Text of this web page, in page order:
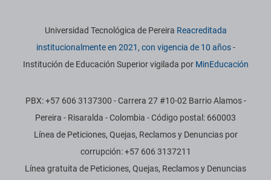
Información institucional
Universidad Tecnológica de Pereira Reacreditada
institucionalmente en 2021, con vigencia de 10 años-
Institución de Educación Superior vigilada por MinEducación
PBX: +57 606 3137300 - Carrera 27 #10-02 Barrio Alamos -
Pereira - Risaralda - Colombia - Código postal: 660003
Línea de Peticiones, Quejas, Reclamos y Denuncias por
corrupción: +57 606 3137211
Línea gratuita de Peticiones, Quejas, Reclamos y Denuncias